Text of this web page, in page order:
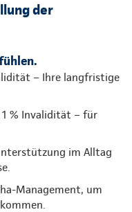
der
– Ihre langfristige
1 % Invalidität – für
im Alltag
Management, um